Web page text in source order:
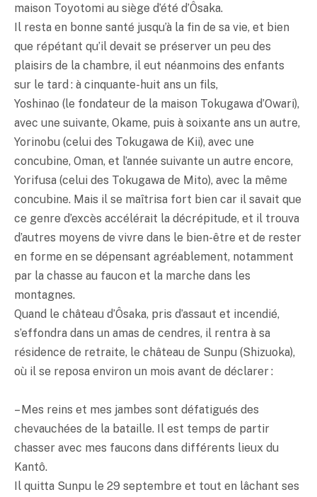
maison Toyotomi au siège d’été d’Ôsaka.
Il resta en bonne santé jusqu’à la fin de sa vie, et bien
que répétant qu’il devait se préserver un peu des
plaisirs de la chambre, il eut néanmoins des enfants
sur le tard : à cinquante-huit ans un fils,
Yoshinao (le fondateur de la maison Tokugawa d’Owari),
avec une suivante, Okame, puis à soixante ans un autre,
Yorinobu (celui des Tokugawa de Kii), avec une
concubine, Oman, et l’année suivante un autre encore,
Yorifusa (celui des Tokugawa de Mito), avec la même
concubine. Mais il se maîtrisa fort bien car il savait que
ce genre d’excès accélérait la décrépitude, et il trouva
d’autres moyens de vivre dans le bien-être et de rester
en forme en se dépensant agréablement, notamment
par la chasse au faucon et la marche dans les
montagnes.
Quand le château d’Ôsaka, pris d’assaut et incendié,
s’effondra dans un amas de cendres, il rentra à sa
résidence de retraite, le château de Sunpu (Shizuoka),
où il se reposa environ un mois avant de déclarer :
– Mes reins et mes jambes sont défatigués des
chevauchées de la bataille. Il est temps de partir
chasser avec mes faucons dans différents lieux du
Kantô.
Il quitta Sunpu le 29 septembre et tout en lâchant ses